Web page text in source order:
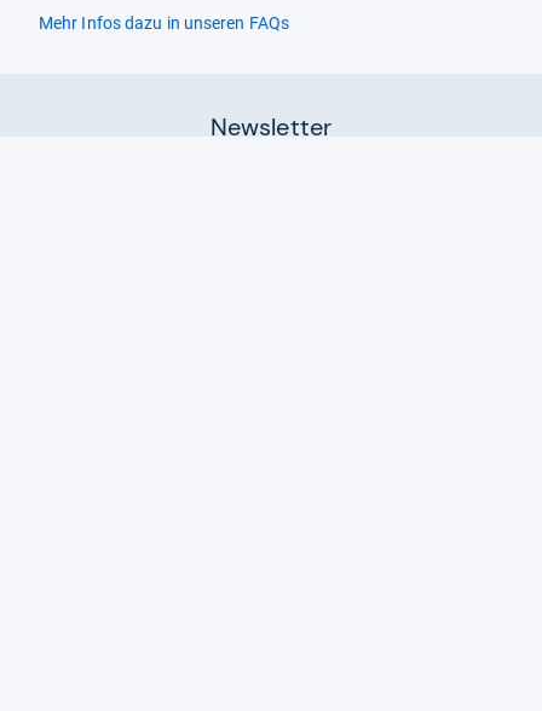
Mehr Infos dazu in unseren FAQs
Newsletter